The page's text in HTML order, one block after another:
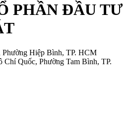
PHẦN ĐẦU TƯ
Hiệp Bình, TP. HCM
Quốc, Phường Tam Bình, TP.